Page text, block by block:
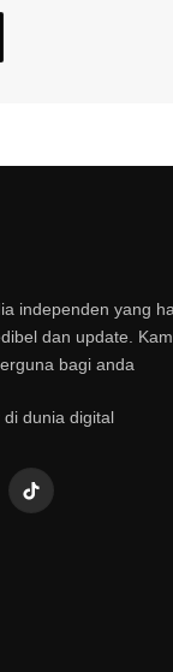
independen yang
dan update.
bagi anda
dunia digital
TikTok